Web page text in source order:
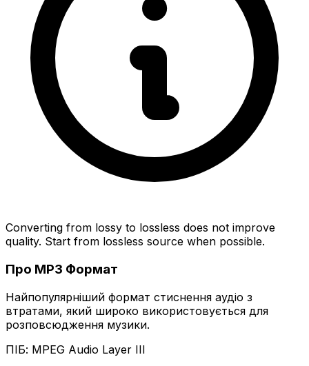
Converting from lossy to lossless does not improve
quality. Start from lossless source when possible.
Про MP3 Формат
Найпопулярніший формат стиснення аудіо з
втратами, який широко використовується для
розповсюдження музики.
ПІБ: MPEG Audio Layer III